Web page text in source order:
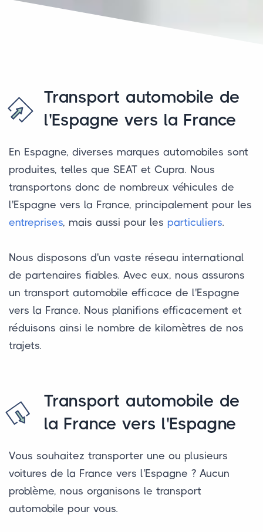
Transport automobile de
l'Espagne vers la France
En Espagne, diverses marques automobiles sont
produites, telles que SEAT et Cupra. Nous
transportons donc de nombreux véhicules de
l'Espagne vers la France, principalement pour les
entreprises, mais aussi pour les particuliers.
Nous disposons d'un vaste réseau international
de partenaires fiables. Avec eux, nous assurons
un transport automobile efficace de l'Espagne
vers la France. Nous planifions efficacement et
réduisons ainsi le nombre de kilomètres de nos
trajets.
Transport automobile de
la France vers l'Espagne
Vous souhaitez transporter une ou plusieurs
voitures de la France vers l'Espagne ? Aucun
problème, nous organisons le transport
automobile pour vous.